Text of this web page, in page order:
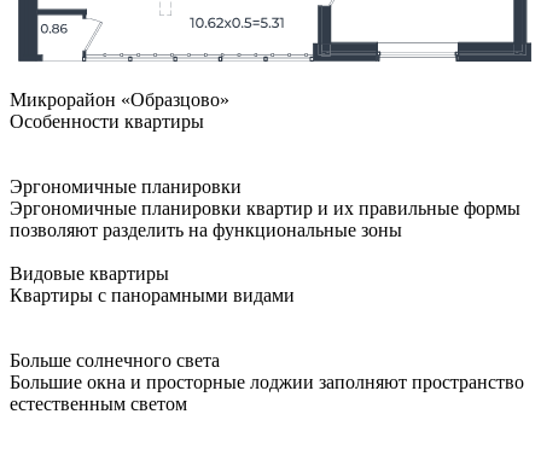
Микрорайон «Образцово»
Особенности квартиры
Эргономичные планировки
Эргономичные планировки квартир и их правильные формы
позволяют разделить на функциональные зоны
Видовые квартиры
Квартиры с панорамными видами
Больше солнечного света
Большие окна и просторные лоджии заполняют пространство
естественным светом